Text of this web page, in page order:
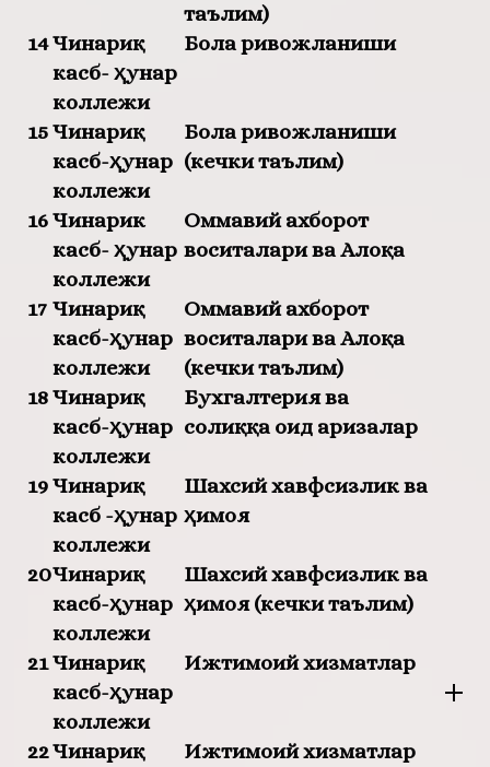
таълим)
14Чинариқ
касб- ҳунар
коллежи
Бола ривожланиши
15Чинариқ
касб-ҳунар
коллежи
Бола ривожланиши
(кечки таълим)
16Чинарик
касб- ҳунар
коллежи
Оммавий ахборот
воситалари ва Алоқа
17 Чинариқ
касб-ҳунар
коллежи
Оммавий ахборот
воситалари ва Алоқа
(кечки таълим)
18Чинариқ
касб-ҳунар
коллежи
Бухгалтерия ва
солиққа оид аризалар
19Чинариқ
касб -ҳунар
коллежи
Шахсий хавфсизлик ва
ҳимоя
20Чинариқ
касб-ҳунар
коллежи
Шахсий хавфсизлик ва
ҳимоя (кечки таълим)
21Чинариқ
касб-ҳунар
коллежи
Ижтимоий хизматлар
22Чинариқ
Ижтимоий хизматлар